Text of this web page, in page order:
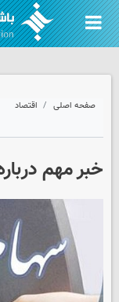
صفحه اصلی اقتصاد
خبر مهم